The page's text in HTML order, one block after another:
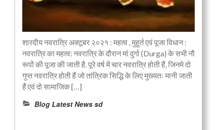
शारदीय नवरात्रि अक्टूबर २०२१ : महत्व , मुहूर्त एवं पूजा विधान :
नवरात्रि का महत्व: नवरात्रि के दौरान मां दुर्गा (Durga) के सभी नौ
रूपों की पूजा की जाती है. पूरे वर्ष में चार नवरात्रि होती हैं, जिनमे दो
गुप्त नवरात्रि होती हैं जो तांत्रिक सिद्धि के लिए मुख्यतः मानी जाती
हैं एवं दो सामाजिक […]
Blog Latest News sd